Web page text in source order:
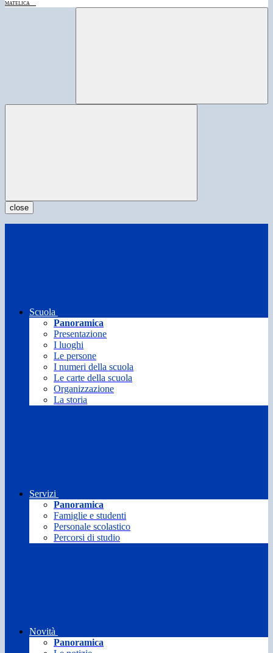
MATELICA
close
Scuola
Panoramica
Presentazione
I luoghi
Le persone
I numeri della scuola
Le carte della scuola
Organizzazione
La storia
Servizi
Panoramica
Famiglie e studenti
Personale scolastico
Percorsi di studio
Novità
Panoramica